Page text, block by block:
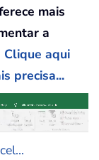
mais
a
Clique aqui
precisa...